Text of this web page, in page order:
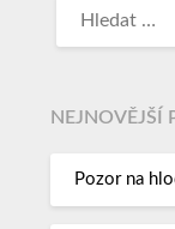
NEJNOVĚJŠÍ
Pozor na